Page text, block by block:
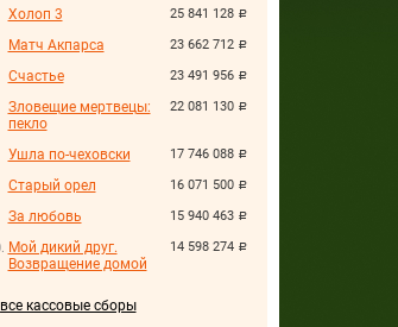
25 841 128 руб.
Холоп 3
23 662 712 руб.
Матч Акпарса
23 491 956 руб.
Счастье
22 081 130 руб.
Зловещие мертвецы:
пекло
17 746 088 руб.
Ушла по-чеховски
16 071 500 руб.
Старый орел
15 940 463 руб.
За любовь
14 598 274 руб.
Мой дикий друг.
Возвращение домой
все кассовые сборы